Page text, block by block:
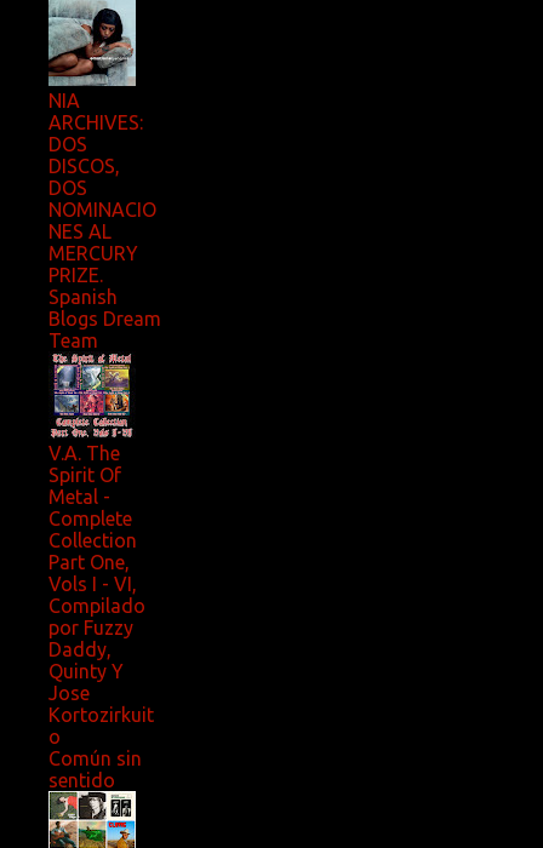
NIA
ARCHIVES:
DOS
DISCOS,
DOS
NOMINACIO
NES AL
MERCURY
PRIZE.
Spanish
Blogs Dream
Team
V.A. The
Spirit Of
Metal -
Complete
Collection
Part One,
Vols I - VI,
Compilado
por Fuzzy
Daddy,
Quinty Y
Jose
Kortozirkuit
o
Común sin
sentido